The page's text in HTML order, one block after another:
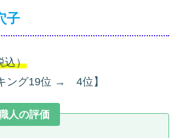
子
）
ング19位 → 4位】
人の評価